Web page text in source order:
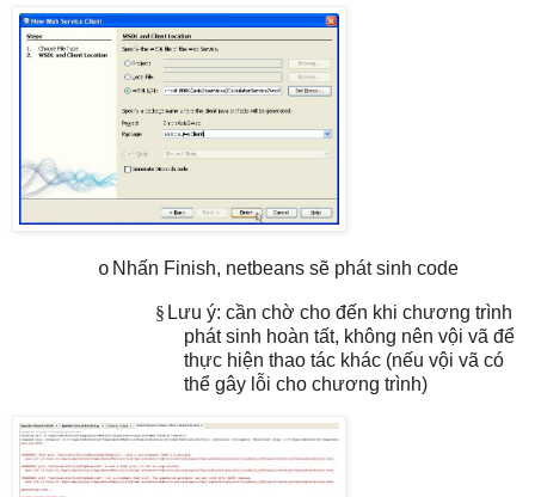
o Nhấn Finish, netbeans sẽ phát sinh code
§ Lưu ý: cần chờ cho đến khi chương trình
phát sinh hoàn tất, không nên vội vã để
thực hiện thao tác khác (nếu vội vã có
thể gây lỗi cho chương trình)